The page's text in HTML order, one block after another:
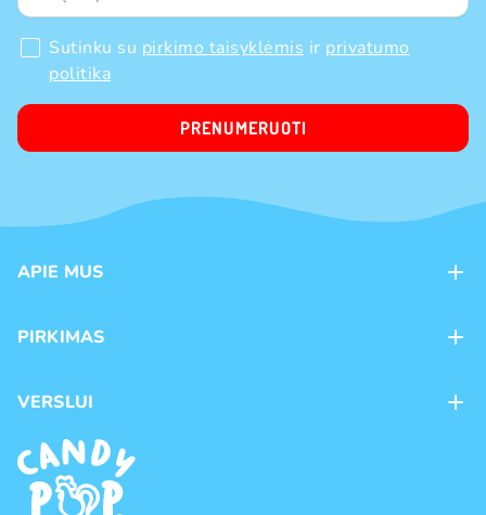
Sutinku su pirkimo taisyklėmis ir privatumo
politika
PRENUMERUOTI
APIE MUS
Kontaktai
Naujienos
Prekių ženklai
PIRKIMAS
Pristatymas
Prekių grąžinimas ir keitimas
Pirkimo taisyklės
VERSLUI
Franšizė
Didmeninė prekyba